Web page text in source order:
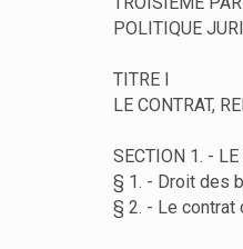
POLITIQUE
TITRE I
LE CONTRAT,
SECTION 1. - LE
§ 1. - Droit des
§ 2. - Le contrat